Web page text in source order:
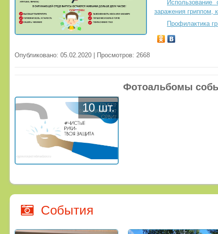
Использование
заражения гриппом,
Профилактика
Опубликовано: 05.02.2020 | Просмотров: 2668
Фотоальбомы
10 шт.
События